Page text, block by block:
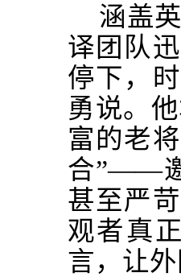
涵盖
译团队
停下，
勇说。
富的老
合”——
甚至严
观者真
言，让